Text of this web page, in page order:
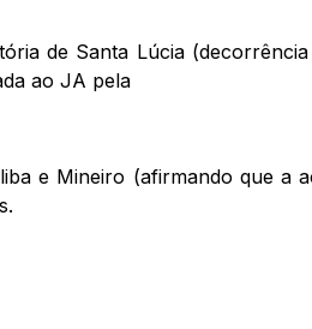
de Santa Lúcia
ao JA pela
e Mineiro (afirmando que a